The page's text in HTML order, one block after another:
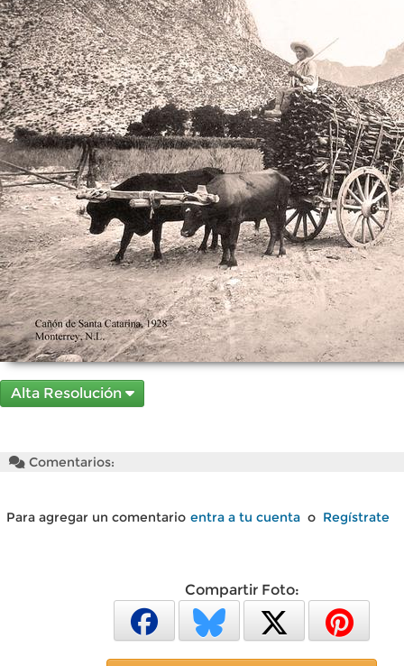
Alta Resolución
Comentarios:
Para agregar un comentario entra a tu cuenta o Regístrate
Compartir Foto: